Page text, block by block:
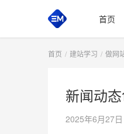
首页
首页 建站学习 做网
新闻动
2025年6月27